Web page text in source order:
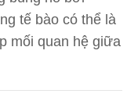
tế bào có thể là
mối quan hệ giữa